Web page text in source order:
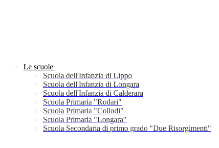
Le scuole
Scuola dell'Infanzia di Lippo
Scuola dell'Infanzia di Longara
Scuola dell'Infanzia di Calderara
Scuola Primaria "Rodari"
Scuola Primaria "Collodi"
Scuola Primaria "Longara"
Scuola Secondaria di primo grado "Due Risorgimenti"